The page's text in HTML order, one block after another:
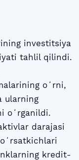
investitsiya
tahlil qilindi.
oʻrni,
ularning
oʻrganildi.
darajasi
kredit-